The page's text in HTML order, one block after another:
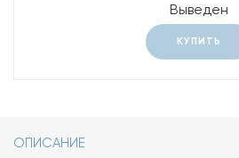
Выведен
КУПИТЬ
ОПИСАНИЕ